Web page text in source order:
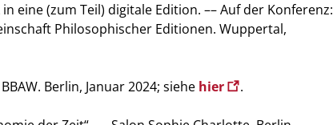
eine (zum Teil) digitale Edition. –– Auf der Konferenz:
Philosophischer Editionen. Wuppertal,
Berlin, Januar 2024; siehe hier .